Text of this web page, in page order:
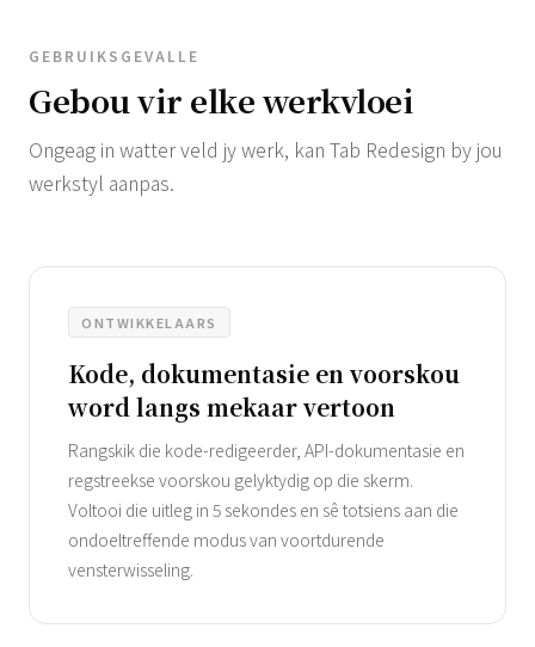
GEBRUIKSGEVALLE
Gebou vir elke werkvloei
Ongeag in watter veld jy werk, kan Tab Redesign by jou
werkstyl aanpas.
ONTWIKKELAARS
Kode, dokumentasie en voorskou
word langs mekaar vertoon
Rangskik die kode-redigeerder, API-dokumentasie en
regstreekse voorskou gelyktydig op die skerm.
Voltooi die uitleg in 5 sekondes en sê totsiens aan die
ondoeltreffende modus van voortdurende
vensterwisseling.